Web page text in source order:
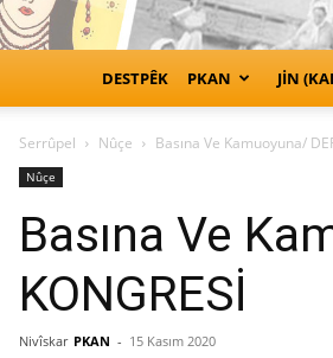
DESTPÊK PKAN JİN
Serrûpel Nûçe Basına Ve Kamuoyuna/
Nûçe
Basına Ve
KONGRESİ
Nivîskar PKAN - 15 Kasım 2020